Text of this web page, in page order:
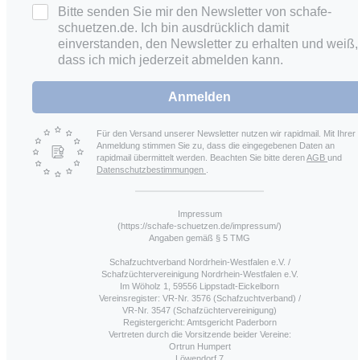
Bitte senden Sie mir den Newsletter von schafe-
schuetzen.de. Ich bin ausdrücklich damit
einverstanden, den Newsletter zu erhalten und weiß,
dass ich mich jederzeit abmelden kann.
Anmelden
Für den Versand unserer Newsletter nutzen wir rapidmail. Mit Ihrer
Anmeldung stimmen Sie zu, dass die eingegebenen Daten an
rapidmail übermittelt werden. Beachten Sie bitte derenAGB und
Datenschutzbestimmungen
Impressum
(https://schafe-schuetzen.de/impressum/)
Angaben gemäß § 5 TMG
Schafzuchtverband Nordrhein-Westfalen e.V. /
Schafzüchtervereinigung Nordrhein-Westfalen e.V.
Im Wöholz 1, 59556 Lippstadt-Eickelborn
Vereinsregister: VR-Nr. 3576 (Schafzuchtverband) /
VR-Nr. 3547 (Schafzüchtervereinigung)
Registergericht: Amtsgericht Paderborn
Vertreten durch die Vorsitzende beider Vereine:
Ortrun Humpert